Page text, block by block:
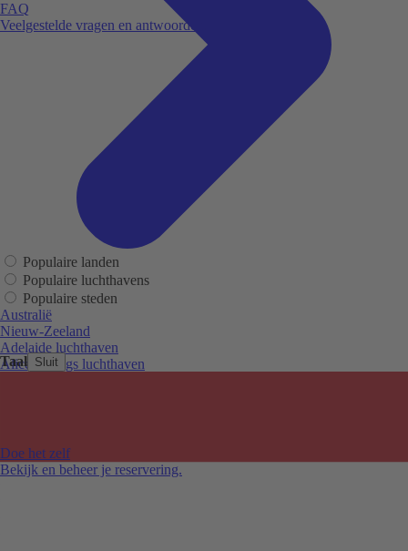
Taal Sluit
FAQ
Veelgestelde vragen en antwoorden.
Doe het zelf
Bekijk en beheer je reservering.
Populaire landen
Populaire luchthavens
Populaire steden
Australië
Nieuw-Zeeland
Adelaide luchthaven
Alice Springs luchthaven
Melbourne Tullamarine luchthaven
Perth luchthaven
Sydney luchthaven